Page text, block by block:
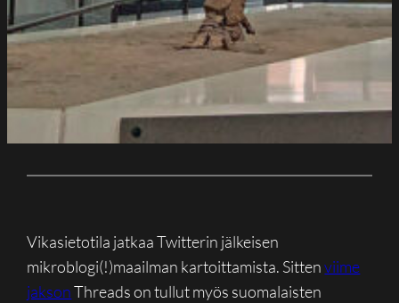
Vikasietotila jatkaa Twitterin jälkeisen
mikroblogi(!)maailman kartoittamista. Sittenviime
jaksonThreads on tullut myös suomalaisten